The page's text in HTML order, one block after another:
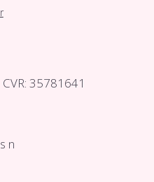
35781641
n